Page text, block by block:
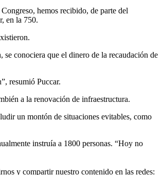
hemos recibido, de parte del
en la 750.
conociera que el dinero de la recaudación de
resumió Puccar.
a la renovación de infraestructura.
un montón de situaciones evitables, como
instruía a 1800 personas. “Hoy no
y compartir nuestro contenido en las redes: